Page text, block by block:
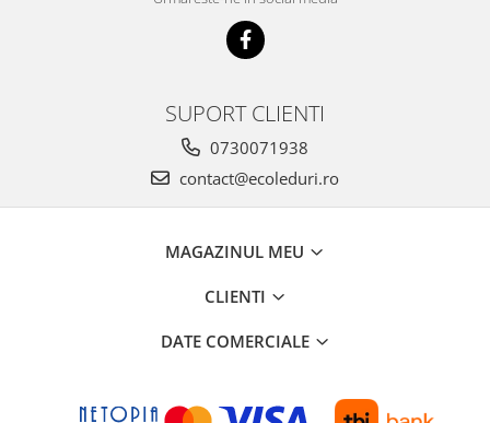
SUPORT CLIENTI
0730071938
contact@ecoleduri.ro
MAGAZINUL MEU
CLIENTI
DATE COMERCIALE